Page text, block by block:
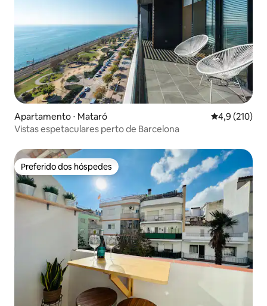
Apartamento ⋅ Mataró 4,9 de uma
4,9 (210)
Vistas espetaculares perto de Barcelona
Preferido dos hóspedes
Preferido dos hóspedes